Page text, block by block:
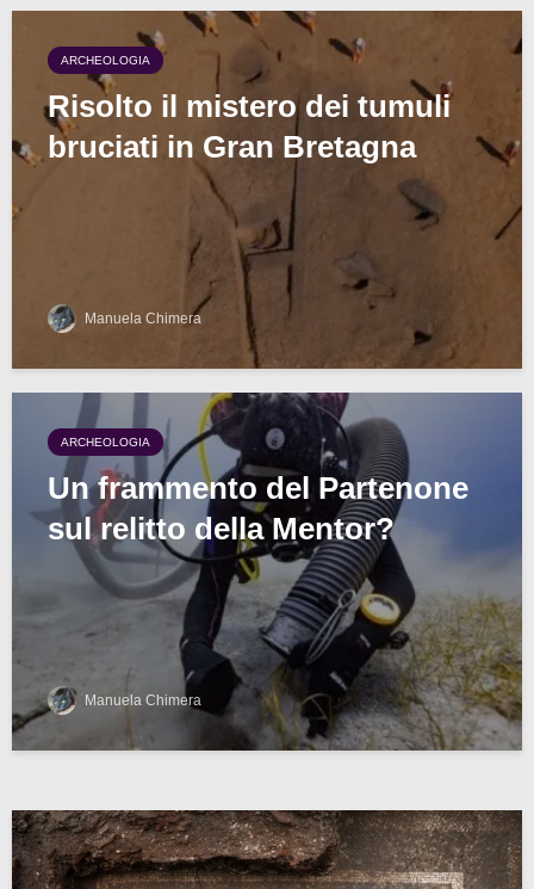
ARCHEOLOGIA
Risolto il mistero dei tumuli
bruciati in Gran Bretagna
Manuela Chimera
ARCHEOLOGIA
Un frammento del Partenone
sul relitto della Mentor?
Manuela Chimera